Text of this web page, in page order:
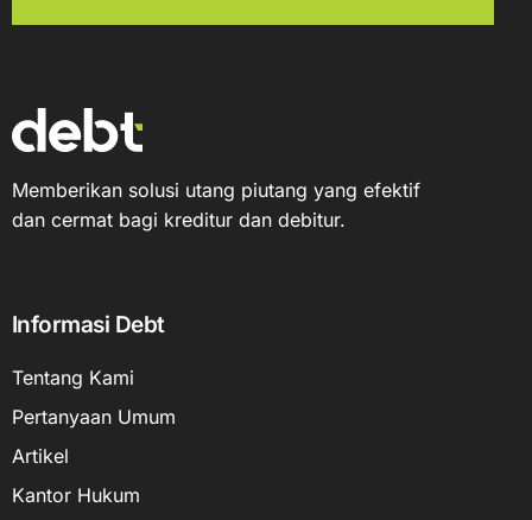
Memberikan solusi utang piutang yang efektif
dan cermat bagi kreditur dan debitur.
Informasi Debt
Tentang Kami
Pertanyaan Umum
Artikel
Kantor Hukum